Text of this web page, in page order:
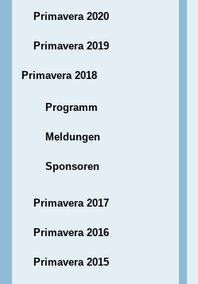
Primavera 2020
Primavera 2019
Primavera 2018
Programm
Meldungen
Sponsoren
Primavera 2017
Primavera 2016
Primavera 2015